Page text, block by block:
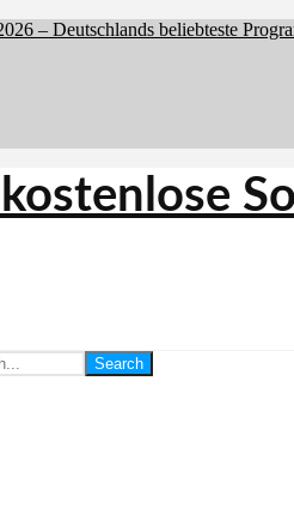
– Deutschlands beliebteste
Search